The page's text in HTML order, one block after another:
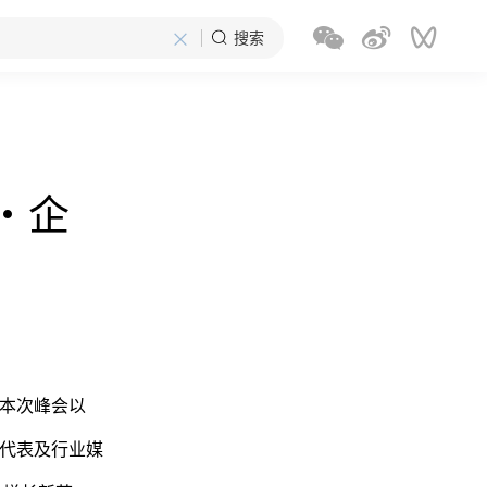
× 搜索
企
次峰会以
表及行业媒